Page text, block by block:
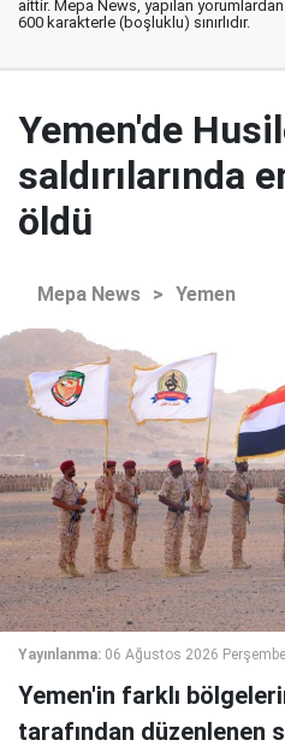
aittir. Mepa News, yapılan
600 karakterle (boşluklu) sınırlıdır.
Yemen'de
saldırılarında
öldü
Mepa News > Yemen
Yayınlanma: 06 Ağustos 2026
Yemen'in farklı
tarafından düzenlenen